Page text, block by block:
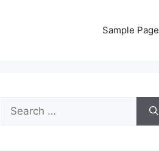
Sample Page
Search
for: